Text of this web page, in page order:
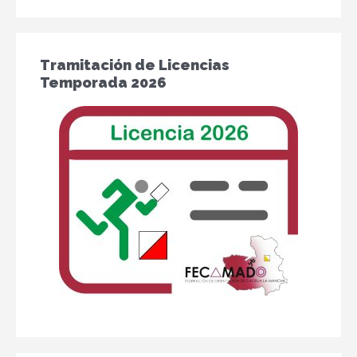
Tramitación de Licencias
Temporada 2026